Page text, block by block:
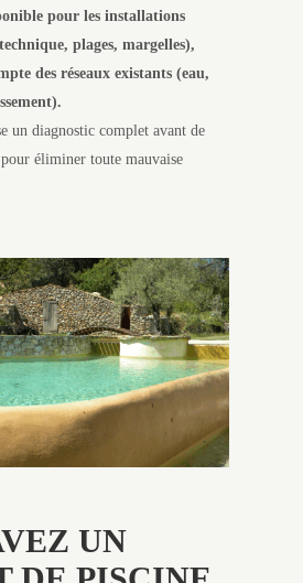
pour les installations
plages, margelles),
des réseaux existants (eau,
un diagnostic complet avant de
éliminer toute mauvaise
UN